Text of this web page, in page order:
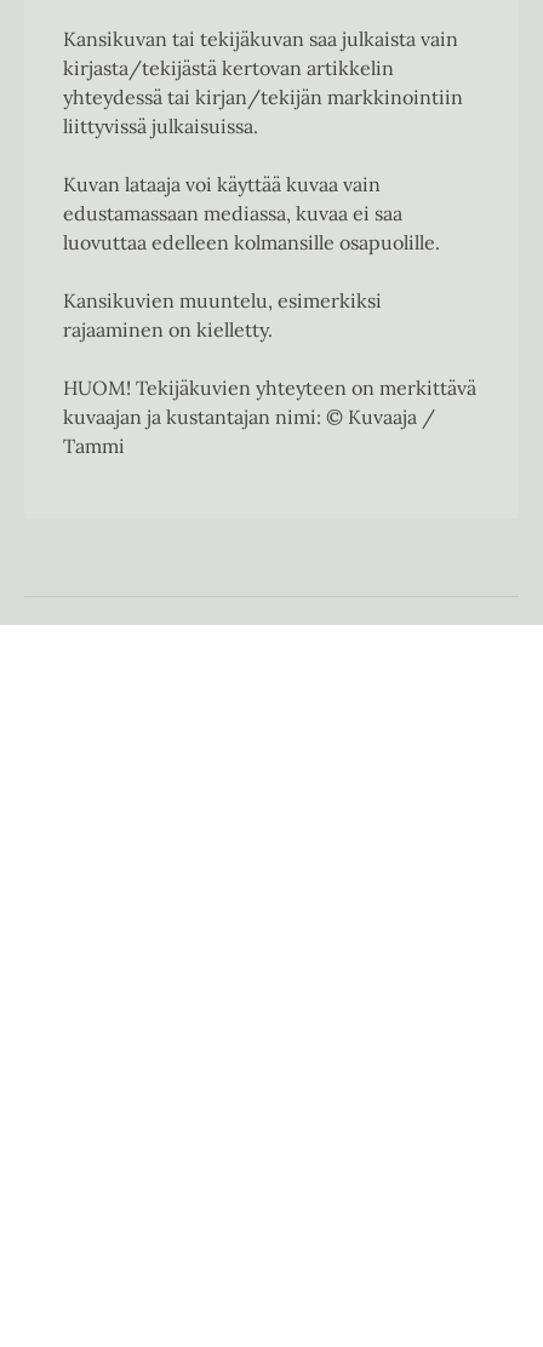
Kansikuvan tai tekijäkuvan saa julkaista vain
kirjasta/tekijästä kertovan artikkelin
yhteydessä tai kirjan/tekijän markkinointiin
liittyvissä julkaisuissa.
Kuvan lataaja voi käyttää kuvaa vain
edustamassaan mediassa, kuvaa ei saa
luovuttaa edelleen kolmansille osapuolille.
Kansikuvien muuntelu, esimerkiksi
rajaaminen on kielletty.
HUOM! Tekijäkuvien yhteyteen on merkittävä
kuvaajan ja kustantajan nimi: © Kuvaaja /
Tammi